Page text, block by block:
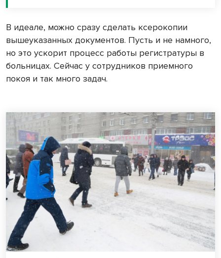
В идеале, можно сразу сделать ксерокопии
вышеуказанных документов. Пусть и не намного,
но это ускорит процесс работы регистратуры в
больницах. Сейчас у сотрудников приемного
покоя и так много задач.